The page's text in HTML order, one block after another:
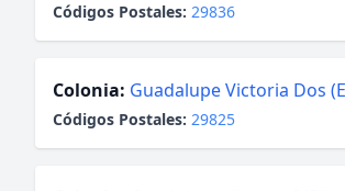
Códigos Postales: 29836
Colonia: Guadalupe Victoria Dos
Códigos Postales: 29825